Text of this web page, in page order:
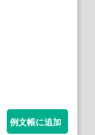
例文帳に追加